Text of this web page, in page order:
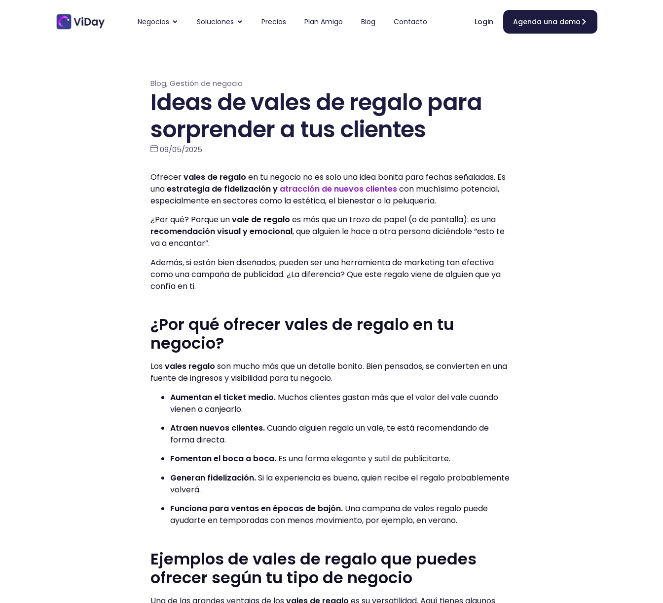
Negocios Soluciones Precios Plan Amigo Blog Contacto Login Agenda una demo
Blog,Gestión de negocio
Ideas de vales de regalo para
sorprender a tus clientes
09/05/2025
Ofrecervales de regalo en tu negocio no es solo una idea bonita para fechas señaladas. Es
unaestrategia de fidelización y atracción de nuevos clientescon muchísimo potencial,
especialmente en sectores como la estética, el bienestar o la peluquería.
¿Por qué? Porque unvale de regalo es más que un trozo de papel (o de pantalla): es una
recomendación visual y emocional, que alguien le hace a otra persona diciéndole “esto te
va a encantar”.
Además, si están bien diseñados, pueden ser una herramienta de marketing tan efectiva
como una campaña de publicidad. ¿La diferencia? Que este regalo viene de alguien que ya
confía en ti.
¿Por qué ofrecer vales de regalo en tu
negocio?
Losvales regalo son mucho más que un detalle bonito. Bien pensados, se convierten en una
fuente de ingresos y visibilidad para tu negocio.
Aumentan el ticket medio. Muchos clientes gastan más que el valor del vale cuando
vienen a canjearlo.
Atraen nuevos clientes.Cuando alguien regala un vale, te está recomendando de
forma directa.
Fomentan el boca a boca.Es una forma elegante y sutil de publicitarte.
Generan fidelización.Si la experiencia es buena, quien recibe el regalo probablemente
volverá.
Funciona para ventas en épocas de bajón. Una campaña de vales regalo puede
ayudarte en temporadas con menos movimiento, por ejemplo, en verano.
Ejemplos de vales de regalo que puedes
ofrecer según tu tipo de negocio
Una de las grandes ventajas de losvales de regalo es su versatilidad. Aquí tienes algunos